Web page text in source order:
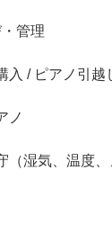
管理
入 / ピアノ引越
ノ
（湿気、温度